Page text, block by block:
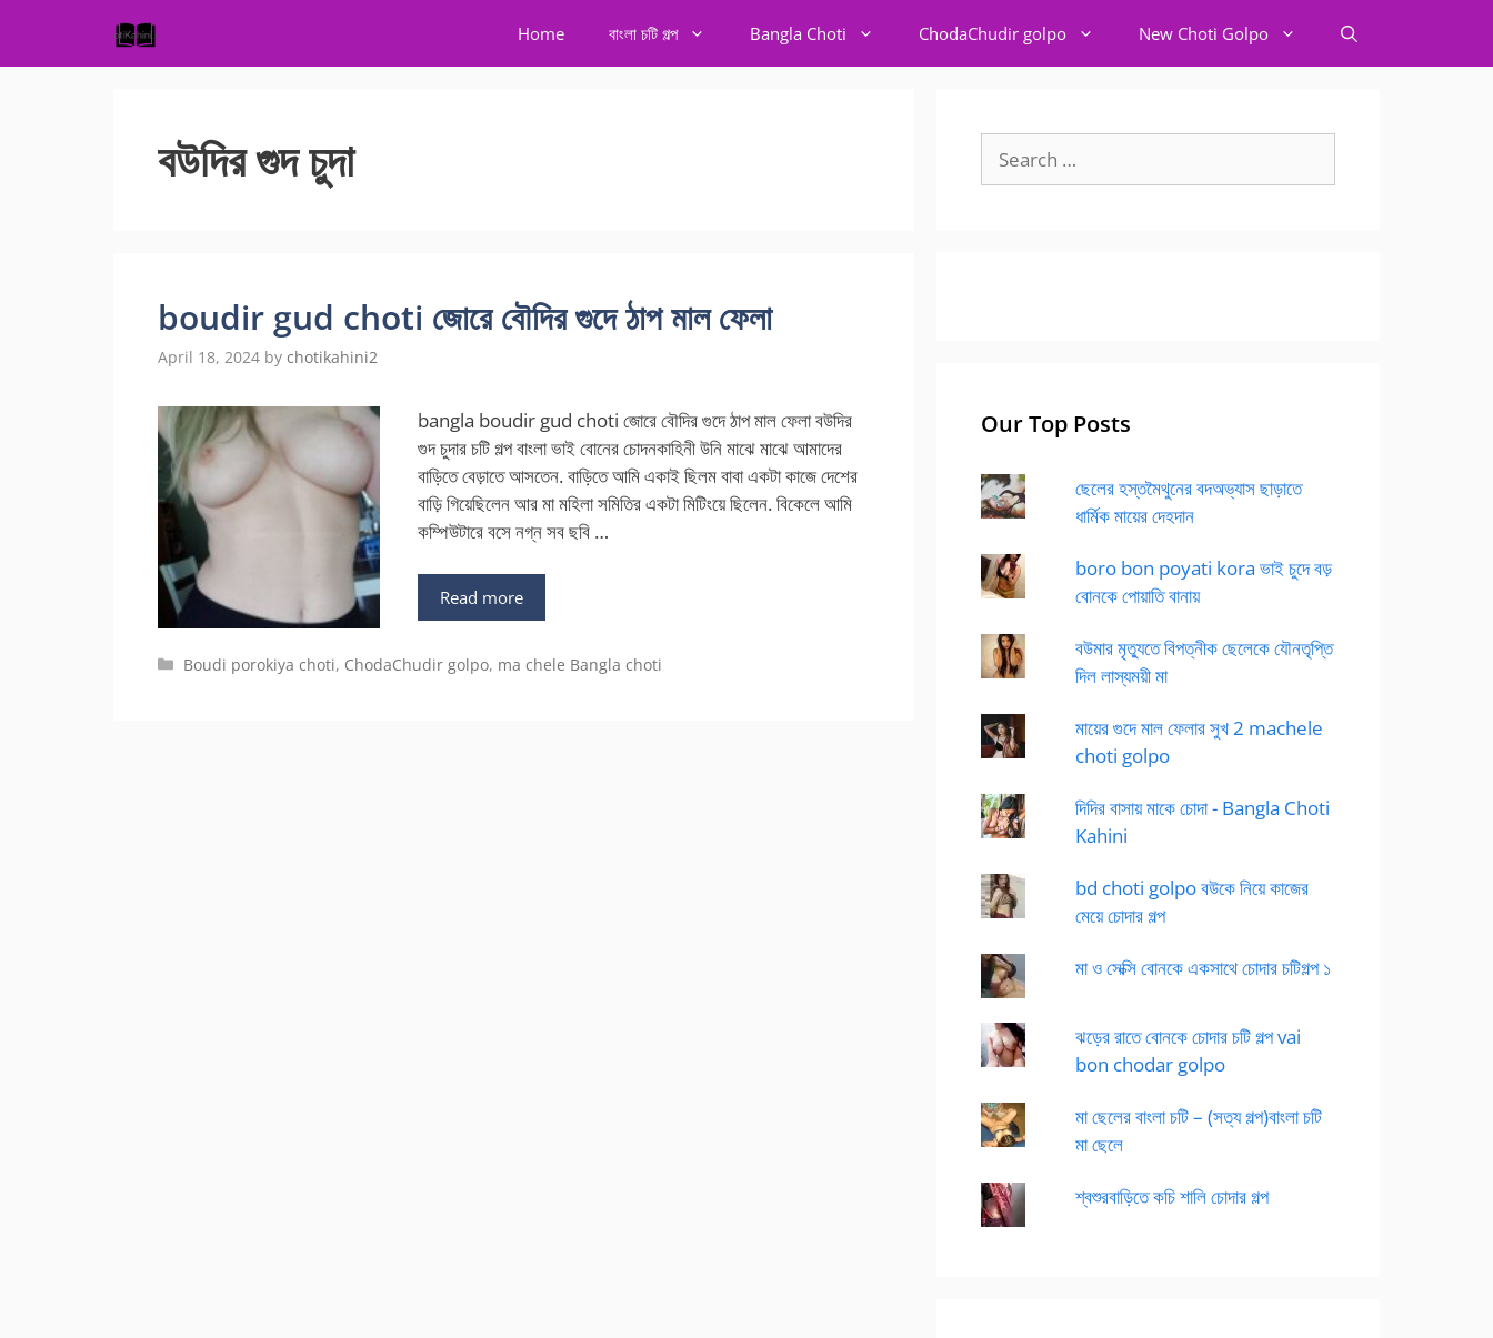
content
Home বাংলা চটি গল্প Bangla Choti ChodaChudir golpo New Choti Golpo
বউদির গুদ চুদা
boudir gud choti জোরে বৌদির গুদে ঠাপ মাল ফেলা
April 18, 2024 by chotikahini2
bangla boudir gud choti জোরে বৌদির গুদে ঠাপ মাল ফেলা বউদির
গুদ চুদার চটি গল্প বাংলা ভাই বোনের চোদনকাহিনী উনি মাঝে মাঝে আমাদের
বাড়িতে বেড়াতে আসতেন. বাড়িতে আমি একাই ছিলম বাবা একটা কাজে দেশের
বাড়ি গিয়েছিলেন আর মা মহিলা সমিতির একটা মিটিংয়ে ছিলেন. বিকেলে আমি
কম্পিউটারে বসে নগ্ন সব ছবি …
Read more
Categories
Boudi porokiya choti, ChodaChudir golpo, ma chele Bangla choti
for:
Our Top Posts
ছেলের হস্তমৈথুনের বদঅভ্যাস ছাড়াতে
ধার্মিক মায়ের দেহদান
boro bon poyati kora ভাই চুদে বড়
বোনকে পোয়াতি বানায়
বউমার মৃত্যুতে বিপত্নীক ছেলেকে যৌনতৃপ্তি
দিল লাস্যময়ী মা
মায়ের গুদে মাল ফেলার সুখ 2 machele
choti golpo
দিদির বাসায় মাকে চোদা - Bangla Choti
Kahini
bd choti golpo বউকে নিয়ে কাজের
মেয়ে চোদার গল্প
মা ও সেক্সি বোনকে একসাথে চোদার চটিগল্প ১
ঝড়ের রাতে বোনকে চোদার চটি গল্প vai
bon chodar golpo
মা ছেলের বাংলা চটি – (সত্য গল্প)বাংলা চটি
মা ছেলে
শ্বশুরবাড়িতে কচি শালি চোদার গল্প